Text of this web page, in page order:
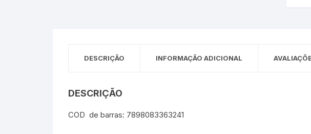
Etiquetas e Adesivos
DESCRIÇÃO INFORMAÇÃO ADICIONAL
DESCRIÇÃO
COD de barras: 7898083363241